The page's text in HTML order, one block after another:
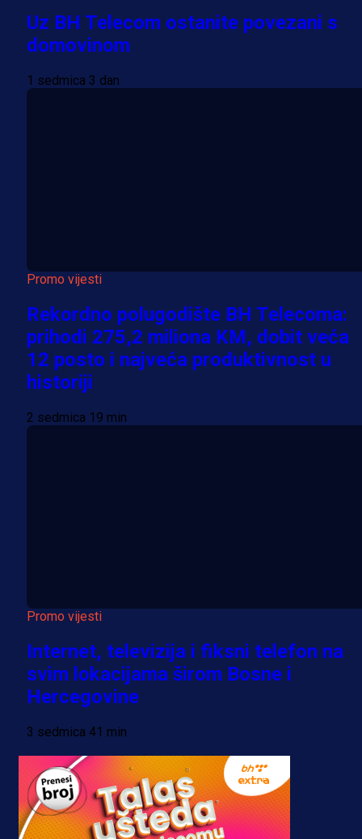
Uz BH Telecom ostanite povezani s
domovinom
1 sedmica 3 dan
Promo vijesti
Rekordno polugodište BH Telecoma:
prihodi 275,2 miliona KM, dobit veća
12 posto i najveća produktivnost u
historiji
2 sedmica 19 min
Promo vijesti
Internet, televizija i fiksni telefon na
svim lokacijama širom Bosne i
Hercegovine
3 sedmica 41 min